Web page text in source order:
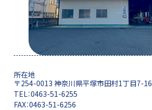
所在地
〒254-0013 神奈川県平塚市田村1丁目7-16
TEL：0463-51-6255
FAX：0463-51-6256